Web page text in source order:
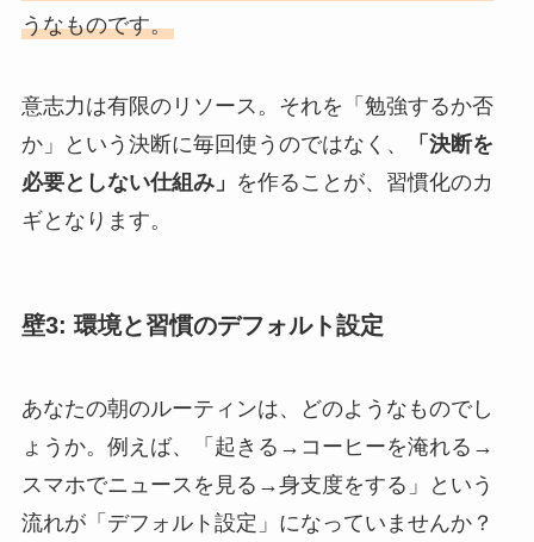
うなものです。
意志力は有限のリソース。それを「勉強するか否
か」という決断に毎回使うのではなく、
「決断を
必要としない仕組み」 を作ることが、習慣化のカ
ギとなります。
壁3: 環境と習慣のデフォルト設定
あなたの朝のルーティンは、どのようなものでし
ょうか。例えば、「起きる→コーヒーを淹れる→
スマホでニュースを見る→身支度をする」という
流れが「デフォルト設定」になっていませんか？